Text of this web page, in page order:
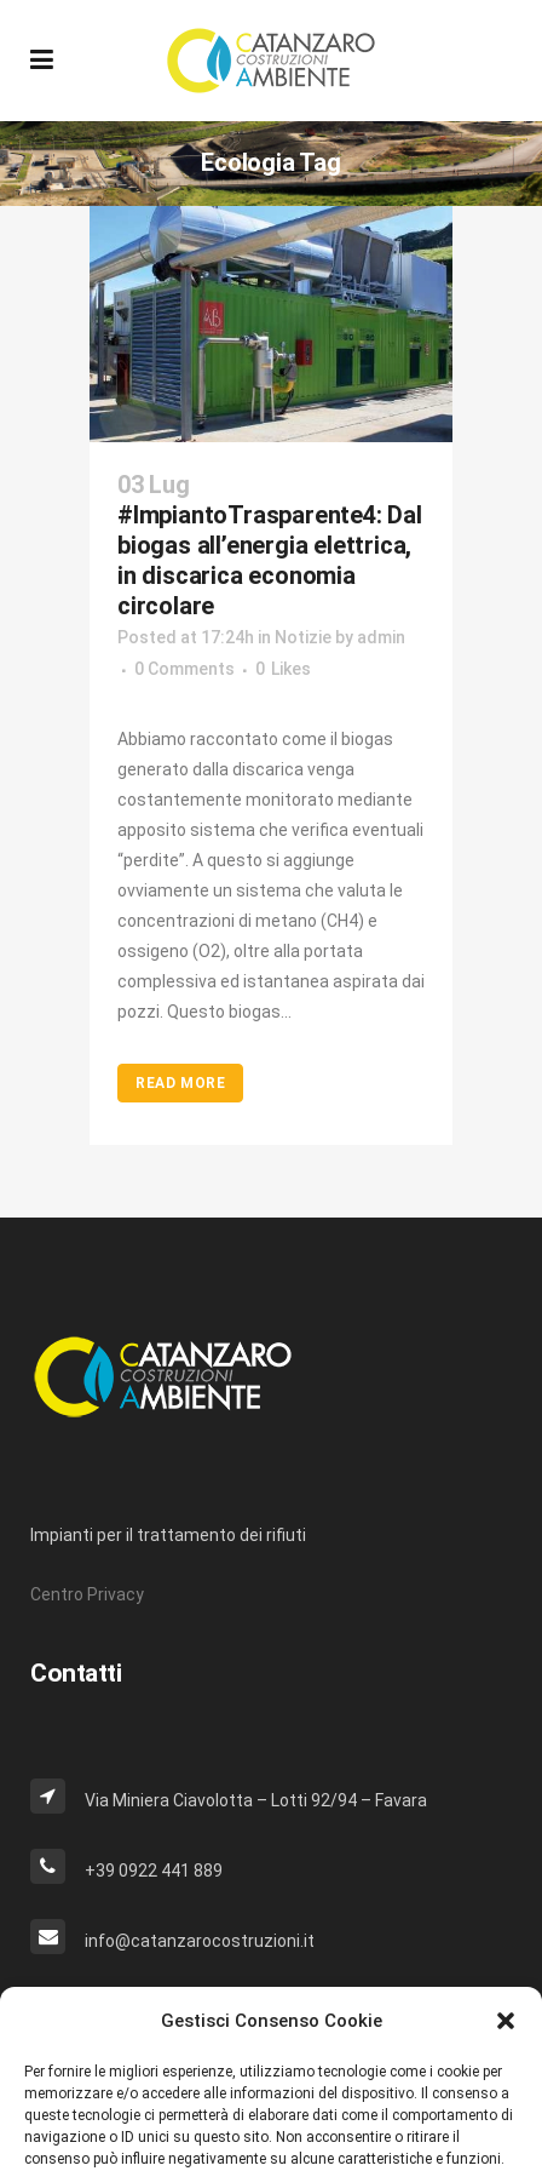
Gestisci Consenso Cookie
Per fornire le migliori esperienze, utilizziamo tecnologie come i cookie per
memorizzare e/o accedere alle informazioni del dispositivo. Il consenso a
queste tecnologie ci permetterà di elaborare dati come il comportamento di
navigazione o ID unici su questo sito. Non acconsentire o ritirare il
consenso può influire negativamente su alcune caratteristiche e funzioni.
Ecologia Tag
03 Lug
#ImpiantoTrasparente4: Dal
biogas all’energia elettrica,
in discarica economia
circolare
Posted at 17:24h in Notizie by admin
0 Comments
0 Likes
Abbiamo raccontato come il biogas
generato dalla discarica venga
costantemente monitorato mediante
apposito sistema che verifica eventuali
“perdite”. A questo si aggiunge
ovviamente un sistema che valuta le
concentrazioni di metano (CH4) e
ossigeno (O2), oltre alla portata
complessiva ed istantanea aspirata dai
pozzi. Questo biogas...
READ MORE
Impianti per il trattamento dei rifiuti
Centro Privacy
Contatti
Via Miniera Ciavolotta – Lotti 92/94 – Favara
+39 0922 441 889
info@catanzarocostruzioni.it
Cerca Nel Sito
Social